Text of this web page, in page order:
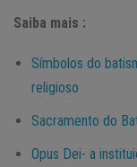
Saiba mais :
Símbolos do
religioso
Sacramento do
Opus Dei- a